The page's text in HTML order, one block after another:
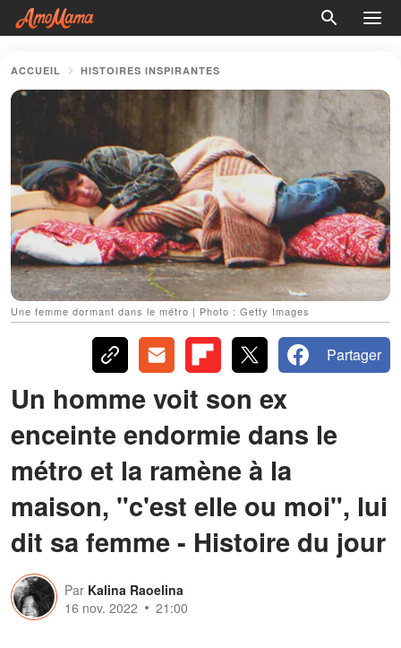
ACCUEIL HISTOIRES INSPIRANTES
Une femme dormant dans le métro | Photo : Getty Images
Partager
Un homme voit son ex
enceinte endormie dans le
métro et la ramène à la
maison, "c'est elle ou moi", lui
dit sa femme - Histoire du jour
Par Kalina Raoelina
16 nov. 2022
21:00